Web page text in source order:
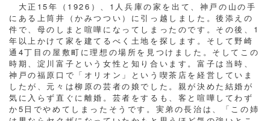
大正15年（1926）、1人兵庫の家を出て、神戸の山の手
にある上筒井（かみつつい）に引っ越しました。後添えの
件で、母のしまと喧嘩になってしまったのです。その後、1
年以上かけて家を建てるべく土地を探します。そして野崎
通4丁目の屋敷町に理想の場所を見つけました。そしてこの
時期、淀川富子という女性と知り合います。富子は当時、
神戸の福原口で「オリオン」という喫茶店を経営していま
したが、元々は柳原の芸者の娘でした。親が決めた結婚が
気に入らず直ぐに離婚。芸者をするも、客と喧嘩してわず
か5日でやめてしまったそうです。実弟の長治は、「この姉